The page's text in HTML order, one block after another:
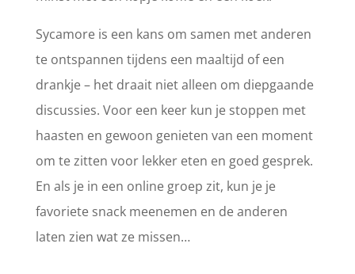
Sycamore is een kans om samen met anderen
te ontspannen tijdens een maaltijd of een
drankje – het draait niet alleen om diepgaande
discussies. Voor een keer kun je stoppen met
haasten en gewoon genieten van een moment
om te zitten voor lekker eten en goed gesprek.
En als je in een online groep zit, kun je je
favoriete snack meenemen en de anderen
laten zien wat ze missen…